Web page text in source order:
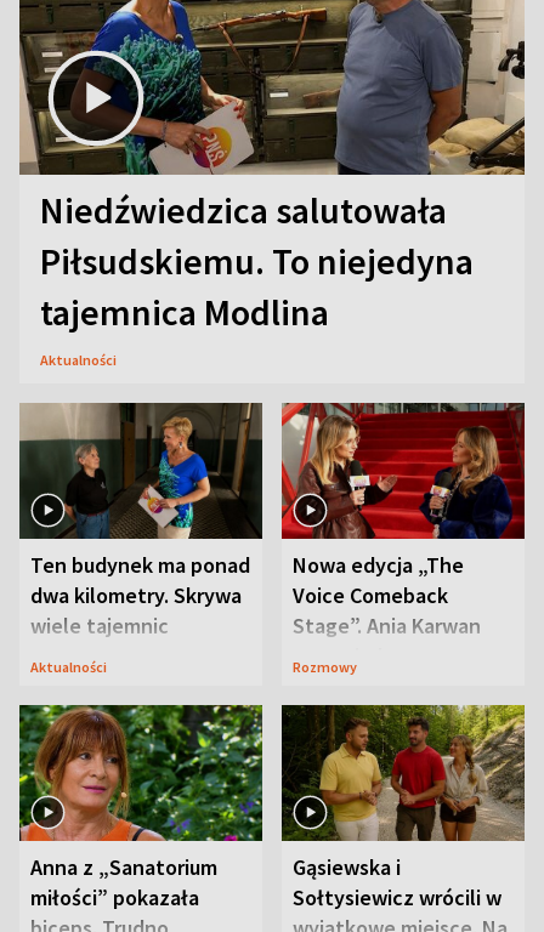
Niedźwiedzica salutowała
Piłsudskiemu. To niejedyna
tajemnica Modlina
Aktualności
Ten budynek ma ponad
dwa kilometry. Skrywa
wiele tajemnic
Aktualności
Nowa edycja „The
Voice Comeback
Stage”. Ania Karwan
zapowiada
Rozmowy
Anna z „Sanatorium
miłości” pokazała
Gąsiewska i
Sołtysiewicz wrócili w